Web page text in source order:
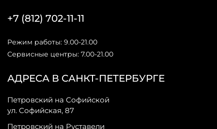
АДРЕСА В САНКТ-ПЕТЕРБУРГЕ
Петровский на Софийской
ул. Софийская, 87
Петровский на Руставели
+7 (812) 702-11-11
Режим работы: 9.00-21.00
Сервисные центры: 7.00-21.00